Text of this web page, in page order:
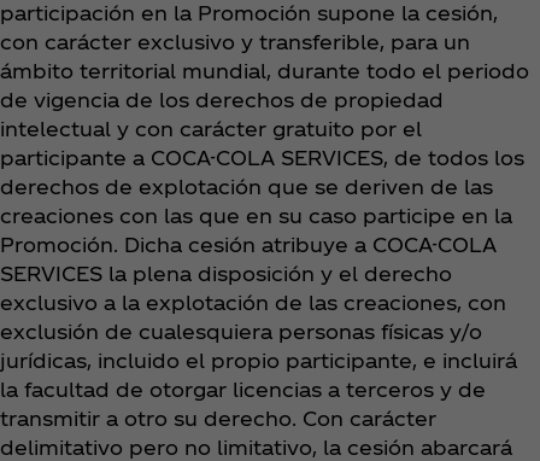
participación en la Promoción supone la cesión,
con carácter exclusivo y transferible, para un
ámbito territorial mundial, durante todo el periodo
de vigencia de los derechos de propiedad
intelectual y con carácter gratuito por el
participante a COCA-COLA SERVICES, de todos los
derechos de explotación que se deriven de las
creaciones con las que en su caso participe en la
Promoción. Dicha cesión atribuye a COCA-COLA
SERVICES la plena disposición y el derecho
exclusivo a la explotación de las creaciones, con
exclusión de cualesquiera personas físicas y/o
jurídicas, incluido el propio participante, e incluirá
la facultad de otorgar licencias a terceros y de
transmitir a otro su derecho. Con carácter
delimitativo pero no limitativo, la cesión abarcará